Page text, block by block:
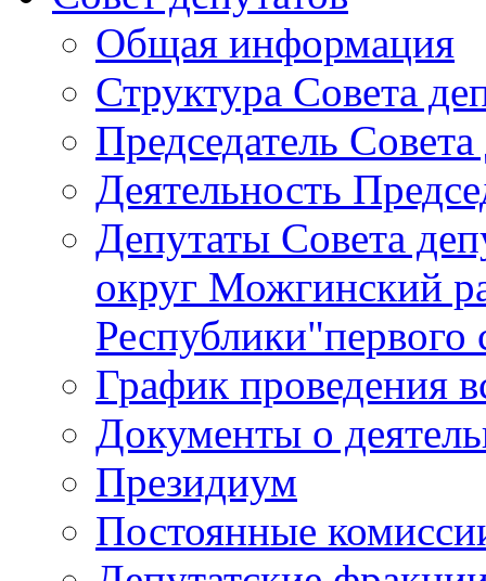
Общая информация
Структура Совета
Председатель Совета
Деятельность
Депутаты Совета
округ Можгинский
Республики"первого
График проведения
Документы о
Президиум
Постоянные